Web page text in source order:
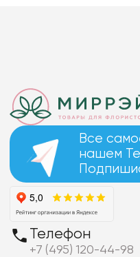
Все
нашем
Телефон
+7 (495) 120-44-98